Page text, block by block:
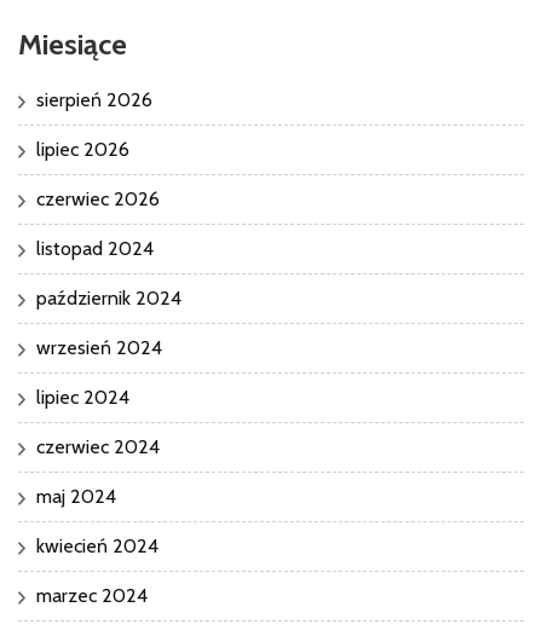
Miesiące
sierpień 2026
lipiec 2026
czerwiec 2026
listopad 2024
październik 2024
wrzesień 2024
lipiec 2024
czerwiec 2024
maj 2024
kwiecień 2024
marzec 2024